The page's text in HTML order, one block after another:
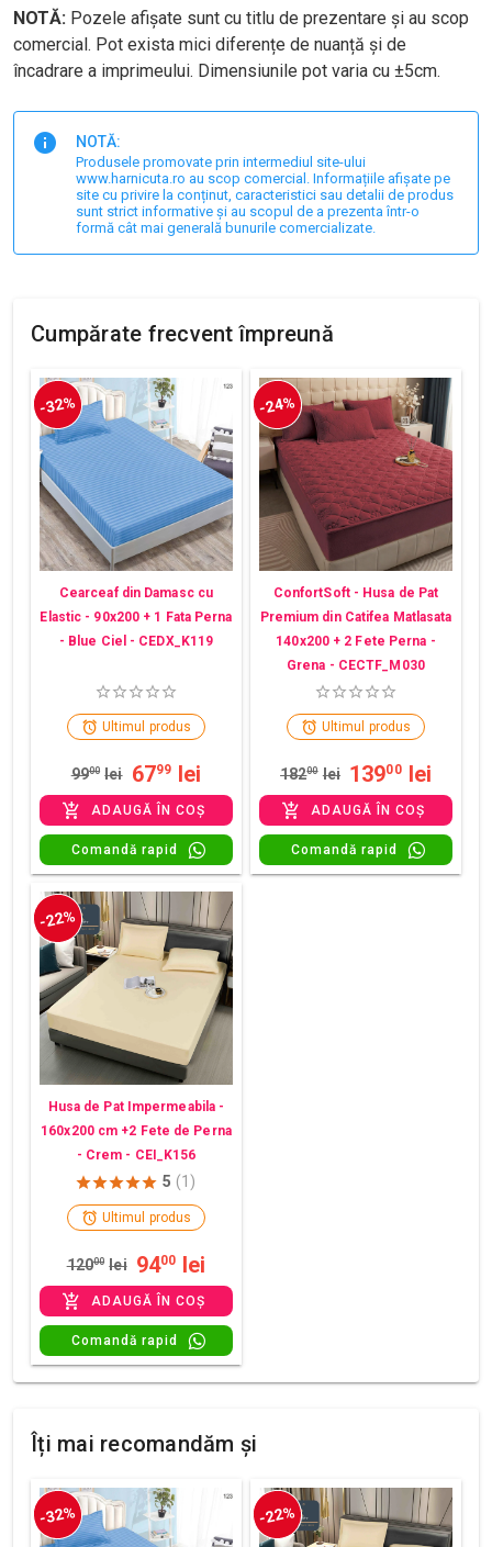
NOTĂ: Pozele afișate sunt cu titlu de prezentare și au scop
comercial. Pot exista mici diferențe de nuanță și de
încadrare a imprimeului. Dimensiunile pot varia cu ±5cm.
NOTĂ:
Produsele promovate prin intermediul site-ului
www.harnicuta.ro au scop comercial. Informațiile afișate pe
site cu privire la conținut, caracteristici sau detalii de produs
sunt strict informative și au scopul de a prezenta într-o
formă cât mai generală bunurile comercializate.
Cumpărate frecvent împreună
-32%
Cearceaf din Damasc cu
Elastic - 90x200 + 1 Fata Perna
- Blue Ciel - CEDX_K119
Ultimul produs
9900 lei 6799 lei
ADAUGĂ ÎN COȘ
Comandă rapid
-24%
ConfortSoft - Husa de Pat
Premium din Catifea Matlasata
140x200 + 2 Fete Perna -
Grena - CECTF_M030
Ultimul produs
18200 lei 13900 lei
ADAUGĂ ÎN COȘ
Comandă rapid
-22%
Husa de Pat Impermeabila -
160x200 cm +2 Fete de Perna
- Crem - CEI_K156
5 (1)
Ultimul produs
12000 lei 9400 lei
ADAUGĂ ÎN COȘ
Comandă rapid
Îți mai recomandăm și
-32% -22%